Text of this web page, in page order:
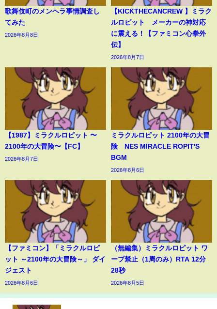
歌舞伎町のメンヘラ事情調査し
てみた
2026年8月8日
【KICKTHECANCREW 】ミラク
ルロピット メーカーの神対応
に震える！【ファミコン心拳外
伝】
2026年8月7日
【1987】ミラクルロピット 〜
2100年の大冒険〜【FC】
2026年8月7日
ミラクルロピット 2100年の大冒
険 NES MIRACLE ROPIT'S
BGM
2026年8月6日
【ファミコン】「ミラクルロピ
ット ～2100年の大冒険～」 ダイ
ジェスト
2026年8月6日
（無編集）ミラクルロピット ワ
ープ禁止（1周のみ）RTA 12分
28秒
2026年8月5日